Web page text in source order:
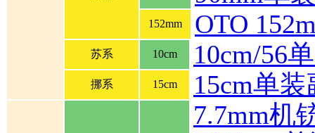
152mm OTO
苏系 10cm 10cm/56
挪系 15cm 15cm单
7.7mm机